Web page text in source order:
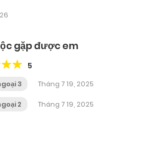
gặp được em
5
3 Tháng 7 19, 2025
2 Tháng 7 19, 2025